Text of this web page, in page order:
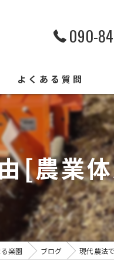
090-
よくある質問
[農業
楽園 ブログ 現代農法